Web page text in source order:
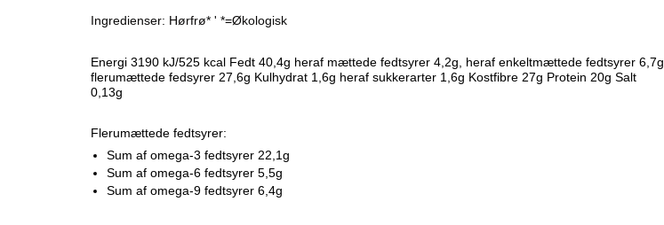
Ingredienser: Hørfrø* ' *=Økologisk
Energi 3190 kJ/525 kcal Fedt 40,4g heraf mættede fedtsyrer 4,2g, heraf enkeltmættede fedtsyrer 6,7g
flerumættede fedsyrer 27,6g Kulhydrat 1,6g heraf sukkerarter 1,6g Kostfibre 27g Protein 20g Salt
0,13g
Flerumættede fedtsyrer:
Sum af omega-3 fedtsyrer 22,1g
Sum af omega-6 fedtsyrer 5,5g
Sum af omega-9 fedtsyrer 6,4g